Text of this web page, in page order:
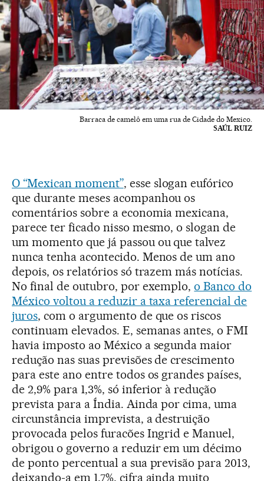
Barraca de camelô em uma rua de Cidade do Mexico.
SAÚL RUIZ
O “Mexican moment”, esse slogan eufórico
que durante meses acompanhou os
comentários sobre a economia mexicana,
parece ter ficado nisso mesmo, o slogan de
um momento que já passou ou que talvez
nunca tenha acontecido. Menos de um ano
depois, os relatórios só trazem más notícias.
No final de outubro, por exemplo,o Banco do
México voltou a reduzir a taxa referencial de
juros, com o argumento de que os riscos
continuam elevados. E, semanas antes, o FMI
havia imposto ao México a segunda maior
redução nas suas previsões de crescimento
para este ano entre todos os grandes países,
de 2,9% para 1,3%, só inferior à redução
prevista para a Índia. Ainda por cima, uma
circunstância imprevista, a destruição
provocada pelos furacões Ingrid e Manuel,
obrigou o governo a reduzir em um décimo
de ponto percentual a sua previsão para 2013,
deixando-a em 1,7%, cifra ainda muito